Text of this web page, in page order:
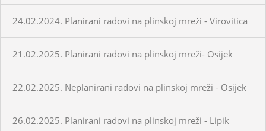
24.02.2024. Planirani radovi na plinskoj mreži - Virovitica
21.02.2025. Planirani radovi na plinskoj mreži- Osijek
22.02.2025. Neplanirani radovi na plinskoj mreži - Osijek
26.02.2025. Planirani radovi na plinskoj mreži - Lipik